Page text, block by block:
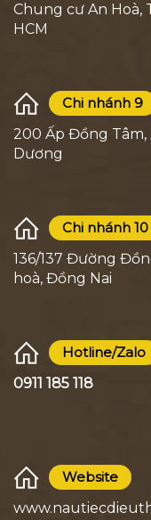
Chung cư An Hoà,
HCM
Chi nhánh 9
200 Ấp Đồng Tâm,
Dương
Chi nhánh 10
136/137 Đường
hoà, Đồng Nai
Hotline/Zalo
0911 185 118
Website